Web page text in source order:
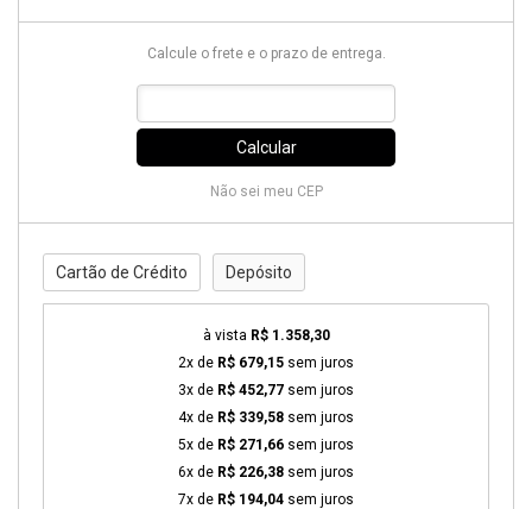
Calcule o frete e o prazo de entrega.
Calcular
Não sei meu CEP
Cartão de Crédito Depósito
à vista R$ 1.358,30
2x de R$ 679,15 sem juros
3x de R$ 452,77 sem juros
4x de R$ 339,58 sem juros
5x de R$ 271,66 sem juros
6x de R$ 226,38 sem juros
7x de R$ 194,04 sem juros